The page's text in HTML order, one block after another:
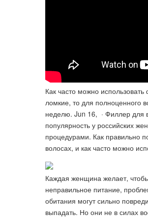
Как часто можно
ломкие, то для полноценного
неделю. Jun 16, · Филлер для
популярность у российских
процедурами. Как правильно
волосах, и как часто можно
Каждая женщина желает,
неправильное питание,
обитания могут сильно
выпадать. Но они не в силах